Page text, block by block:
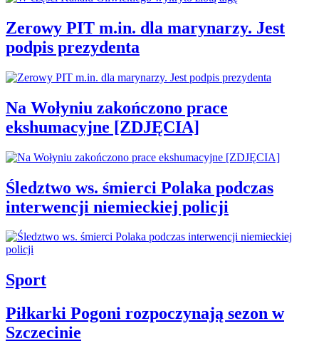
Zerowy PIT m.in. dla marynarzy. Jest
podpis prezydenta
Na Wołyniu zakończono prace
ekshumacyjne [ZDJĘCIA]
Śledztwo ws. śmierci Polaka podczas
interwencji niemieckiej policji
Sport
Piłkarki Pogoni rozpoczynają sezon w
Szczecinie